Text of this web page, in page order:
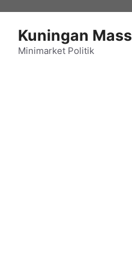
Kuningan Mass
Minimarket Politik